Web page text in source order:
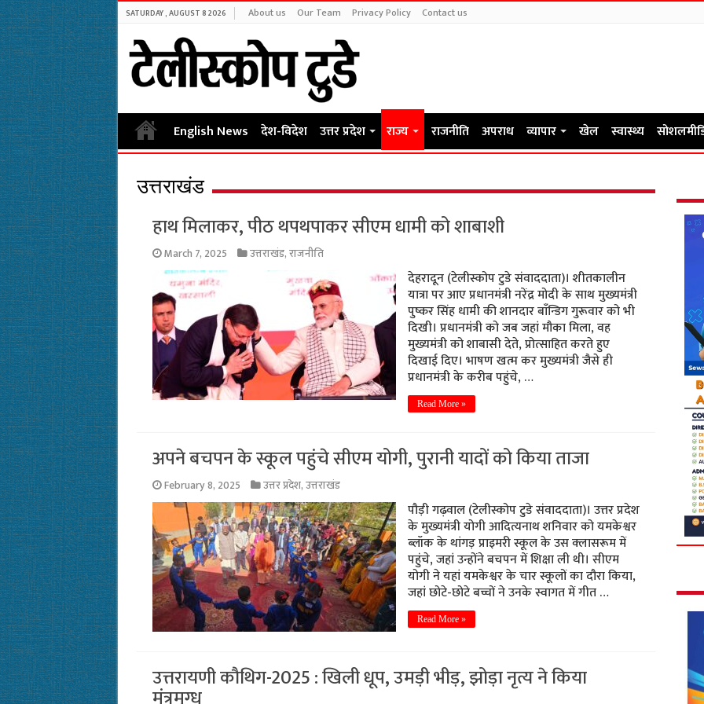
SATURDAY , AUGUST 8 2026 About us Our Team Privacy Policy Contact us
English News देश-विदेश उत्तर प्रदेश राज्य राजनीति अपराध व्यापार खेल स्वास्थ्य
उत्तराखंड
हाथ मिलाकर, पीठ थपथपाकर सीएम धामी को शाबाशी
March 7, 2025 उत्तराखंड,राजनीति
देहरादून (टेलीस्कोप टुडे संवाददाता)। शीतकालीन
यात्रा पर आए प्रधानमंत्री नरेंद्र मोदी के साथ मुख्यमंत्री
पुष्कर सिंह धामी की शानदार बाॅंन्डिग गुरूवार को भी
दिखी। प्रधानमंत्री को जब जहां मौका मिला, वह
मुख्यमंत्री को शाबासी देते, प्रोत्साहित करते हुए
दिखाई दिए। भाषण खत्म कर मुख्यमंत्री जैसे ही
प्रधानमंत्री के करीब पहुंचे, …
Read More »
अपने बचपन के स्कूल पहुंचे सीएम योगी, पुरानी यादों को किया ताजा
February 8, 2025 उत्तर प्रदेश,उत्तराखंड
पौड़ी गढ़वाल (टेलीस्कोप टुडे संवाददाता)। उत्तर प्रदेश
के मुख्यमंत्री योगी आदित्यनाथ शनिवार को यमकेश्वर
ब्लॉक के थांगड़ प्राइमरी स्कूल के उस क्लासरूम में
पहुंचे, जहां उन्होंने बचपन में शिक्षा ली थी। सीएम
योगी ने यहां यमकेश्वर के चार स्कूलों का दौरा किया,
जहां छोटे-छोटे बच्चों ने उनके स्वागत में गीत …
Read More »
उत्तरायणी कौथिग-2025 : खिली धूप, उमड़ी भीड़, झोड़ा नृत्य ने किया